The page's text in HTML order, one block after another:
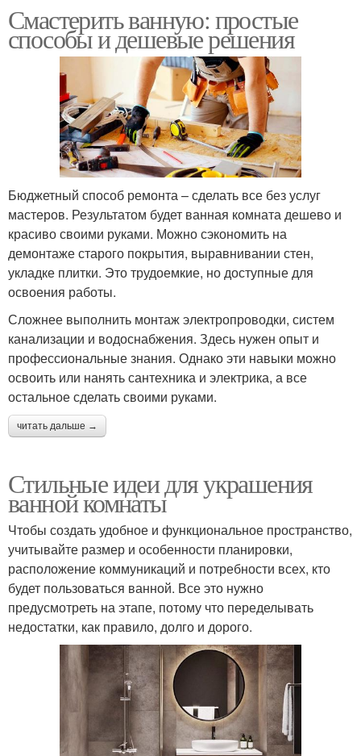
Смастерить ванную: простые
способы и дешевые решения
Бюджетный способ ремонта – сделать все без услуг
мастеров. Результатом будет ванная комната дешево и
красиво своими руками. Можно сэкономить на
демонтаже старого покрытия, выравнивании стен,
укладке плитки. Это трудоемкие, но доступные для
освоения работы.
Сложнее выполнить монтаж электропроводки, систем
канализации и водоснабжения. Здесь нужен опыт и
профессиональные знания. Однако эти навыки можно
освоить или нанять сантехника и электрика, а все
остальное сделать своими руками.
читать дальше →
Стильные идеи для украшения
ванной комнаты
Чтобы создать удобное и функциональное пространство,
учитывайте размер и особенности планировки,
расположение коммуникаций и потребности всех, кто
будет пользоваться ванной. Все это нужно
предусмотреть на этапе, потому что переделывать
недостатки, как правило, долго и дорого.